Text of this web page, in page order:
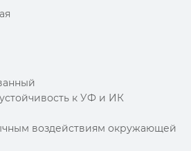
к УФ и ИК
воздействиям окружающей